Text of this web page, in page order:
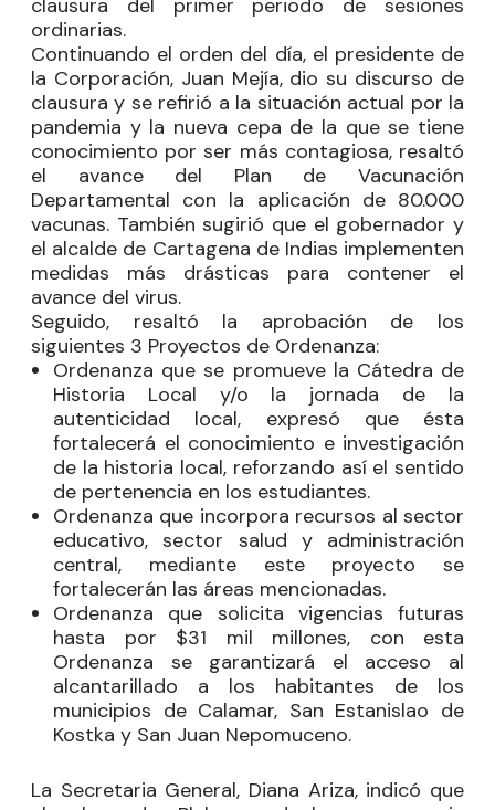
ordinarias.
Continuando el orden del día, el presidente de
la Corporación, Juan Mejía, dio su discurso de
clausura y se refirió a la situación actual por la
pandemia y la nueva cepa de la que se tiene
conocimiento por ser más contagiosa, resaltó
el avance del Plan de Vacunación
Departamental con la aplicación de 80.000
vacunas. También sugirió que el gobernador y
el alcalde de Cartagena de Indias implementen
medidas más drásticas para contener el
avance del virus.
Seguido, resaltó la aprobación de los
siguientes 3 Proyectos de Ordenanza:
Ordenanza que se promueve la Cátedra de
Historia Local y/o la jornada de la
autenticidad local, expresó que ésta
fortalecerá el conocimiento e investigación
de la historia local, reforzando así el sentido
de pertenencia en los estudiantes.
Ordenanza que incorpora recursos al sector
educativo, sector salud y administración
central, mediante este proyecto se
fortalecerán las áreas mencionadas.
Ordenanza que solicita vigencias futuras
hasta por $31 mil millones, con esta
Ordenanza se garantizará el acceso al
alcantarillado a los habitantes de los
municipios de Calamar, San Estanislao de
Kostka y San Juan Nepomuceno.
La Secretaria General, Diana Ariza, indicó que